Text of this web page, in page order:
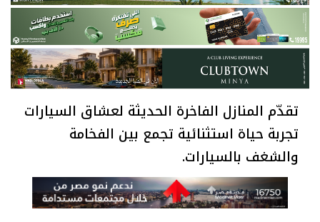
تقدّم المنازل الفاخرة الحديثة لعشاق السيارات
تجربة حياة استثنائية تجمع بين الفخامة
والشغف بالسيارات.